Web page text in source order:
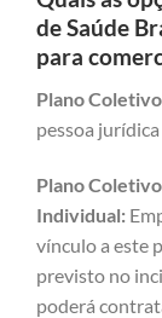
de Saúde
para
Plano
pessoa
Plano
Individual:
vínculo a este
previsto no
poderá